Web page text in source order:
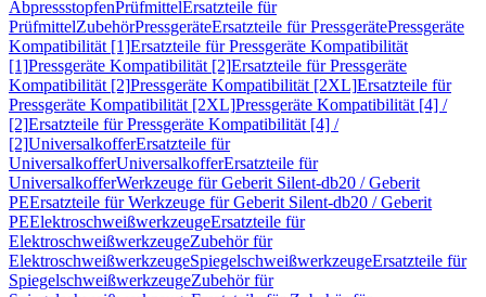
AbpressstopfenPrüfmittelErsatzteile für
PrüfmittelZubehörPressgeräteErsatzteile für PressgerätePressgeräte
Kompatibilität [1]Ersatzteile für Pressgeräte Kompatibilität
[1]Pressgeräte Kompatibilität [2]Ersatzteile für Pressgeräte
Kompatibilität [2]Pressgeräte Kompatibilität [2XL]Ersatzteile für
Pressgeräte Kompatibilität [2XL]Pressgeräte Kompatibilität [4] /
[2]Ersatzteile für Pressgeräte Kompatibilität [4] /
[2]UniversalkofferErsatzteile für
UniversalkofferUniversalkofferErsatzteile für
UniversalkofferWerkzeuge für Geberit Silent-db20 / Geberit
PEErsatzteile für Werkzeuge für Geberit Silent-db20 / Geberit
PEElektroschweißwerkzeugeErsatzteile für
ElektroschweißwerkzeugeZubehör für
ElektroschweißwerkzeugeSpiegelschweißwerkzeugeErsatzteile für
SpiegelschweißwerkzeugeZubehör für